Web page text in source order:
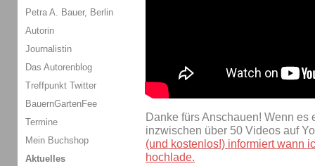
Danke fürs Anschauen! Wenn es
inzwischen über 50 Videos auf
(und kostenlos!) informiert wann
hochlade.
Petra A. Bauer, Berlin
Autorin
Journalistin
Das Autorenblog
Treffpunkt Twitter
BauernGartenFee
Termine
Mein Buchshop
Aktuelles